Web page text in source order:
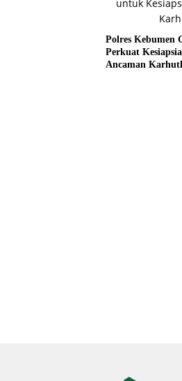
Polres Kebumen
Perkuat
Ancaman